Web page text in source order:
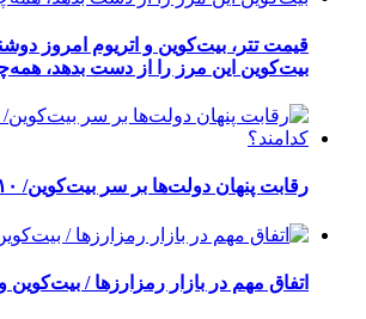
بیت‌کوین این مرز را از دست بدهد،
رقابت پنهان دولت‌ها بر سر بیت‌کوین/ ۱۰ کشور برتر کدامند؟
اتفاق مهم در بازار رمزارزها / بیت‌کوین